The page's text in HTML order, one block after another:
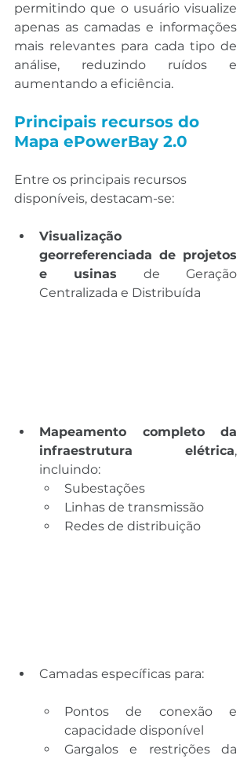
permitindo que o usuário visualize
apenas as camadas e informações
mais relevantes para cada tipo de
análise, reduzindo ruídos e
aumentando a eficiência.
Principais recursos do
Mapa ePowerBay 2.0
Entre os principais recursos
disponíveis, destacam-se:
Visualização
georreferenciada de projetos
e usinas de Geração
Centralizada e Distribuída
Mapeamento completo da
infraestrutura elétrica,
incluindo:
Subestações
Linhas de transmissão
Redes de distribuição
Camadas específicas para:
Pontos de conexão e
capacidade disponível
Gargalos e restrições da